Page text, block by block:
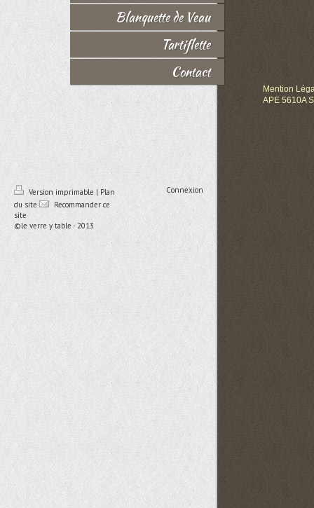
Blanquette de Veau
Tartiflette
Contact
Mention
APE 5610A
Version imprimable | Plan
du site
Recommander ce
site
©le verre y table - 2013
Connexion